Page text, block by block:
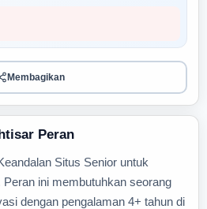
Membagikan
Peran
Situs Senior untuk
Peran ini membutuhkan seorang
dengan pengalaman 4+ tahun di